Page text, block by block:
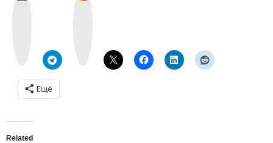
Ещё
Related